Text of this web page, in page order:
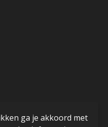
ga je akkoord met